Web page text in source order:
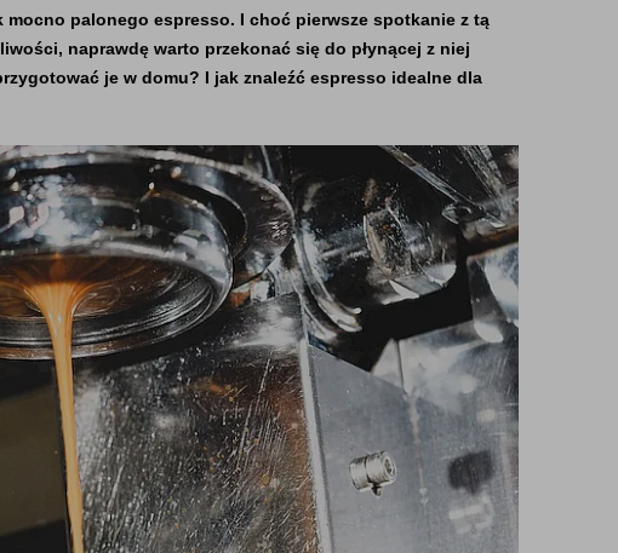
palonego espresso. I choć pierwsze spotkanie z tą
naprawdę warto przekonać się do płynącej z niej
je w domu? I jak znaleźć espresso idealne dla